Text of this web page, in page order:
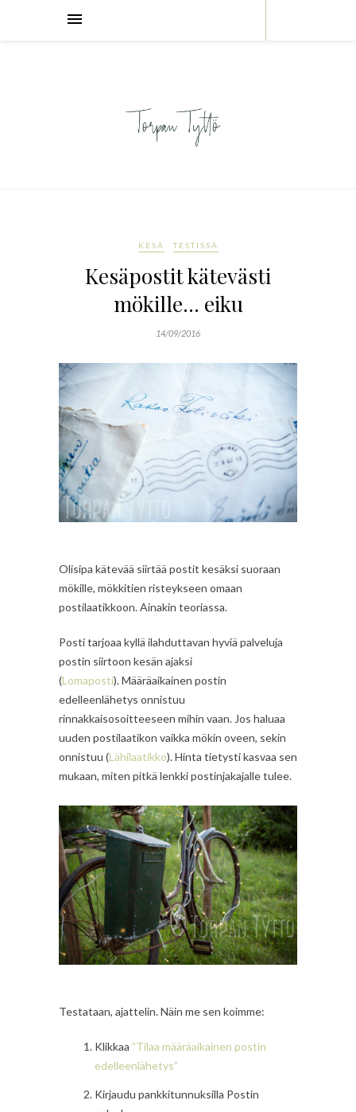
KESÄ TESTISSÄ
Kesäpostit kätevästi
mökille… eiku
14/09/2016
Olisipa kätevää siirtää postit kesäksi suoraan
mökille, mökkitien risteykseen omaan
postilaatikkoon. Ainakin teoriassa.
Posti tarjoaa kyllä ilahduttavan hyviä palveluja
postin siirtoon kesän ajaksi
(Lomaposti). Määräaikainen postin
edelleenlähetys onnistuu
rinnakkaisosoitteeseen mihin vaan. Jos haluaa
uuden postilaatikon vaikka mökin oveen, sekin
onnistuu (Lähilaatikko). Hinta tietysti kasvaa sen
mukaan, miten pitkä lenkki postinjakajalle tulee.
Testataan, ajattelin. Näin me sen koimme:
Klikkaa ”Tilaa määräaikainen postin
edelleenlähetys”
Kirjaudu pankkitunnuksilla Postin